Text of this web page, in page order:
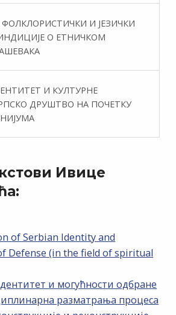
И ЈЕЗИЧКИ
О ЕТНИЧКОМ
И КУЛТУРНЕ
ДРУШТВО НА ПОЧЕТКУ
Ивице
of Serbian Identity and
Defense (in the field of spiritual
и могућности одбране
разматрања процеса